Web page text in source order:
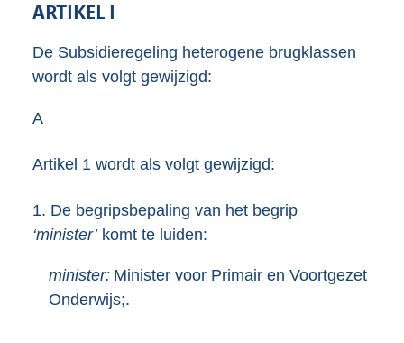
ARTIKEL I
De Subsidieregeling heterogene brugklassen
wordt als volgt gewijzigd:
A
Artikel 1 wordt als volgt gewijzigd:
1. De begripsbepaling van het begrip
‘minister’komt te luiden:
minister: Minister voor Primair en Voortgezet
Onderwijs;.